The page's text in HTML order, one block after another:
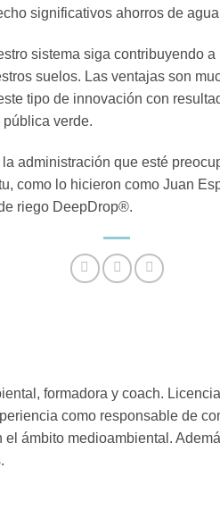
significativos ahorros de
sistema siga contribuyendo a
suelos. Las ventajas son
tipo de innovación con
verde.
administración que esté
como lo hicieron como Juan
riego DeepDrop®.
formadora y coach.
como responsable de
ámbito medioambiental.